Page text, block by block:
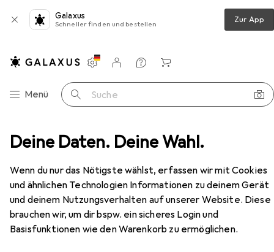
Deine Daten. Deine Wahl.
Wenn du nur das Nötigste wählst, erfassen wir mit Cookies
und ähnlichen Technologien Informationen zu deinem Gerät
und deinem Nutzungsverhalten auf unserer Website. Diese
brauchen wir, um dir bspw. ein sicheres Login und
Basisfunktionen wie den Warenkorb zu ermöglichen.
Galaxus
Schneller finden und bestellen Zur App
Navigation nach Kategorien
Menü Suche
Einstellungen
Kundenkonto
Vergleichslisten
Merklisten
Warenkorb
Wandern Wanderschuhe Lico Moritz Tex
EUR
49,94
LicoMoritz Tex
9 Grössen